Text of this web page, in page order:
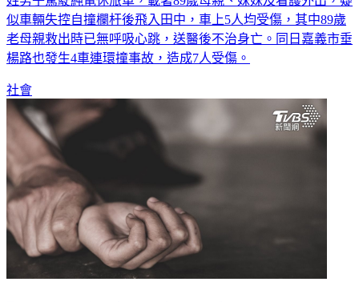
似車輛失控自撞欄杆後飛入田中，車上5人均受傷，其中89歲
老母親救出時已無呼吸心跳，送醫後不治身亡。同日嘉義市垂
楊路也發生4車連環撞事故，造成7人受傷。
社會